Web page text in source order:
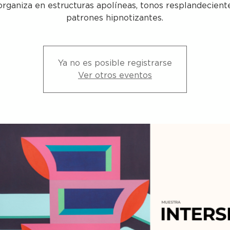
en estructuras apolíneas, tonos
patrones hipnotizantes.
Ya no es posible registrarse
Ver otros eventos